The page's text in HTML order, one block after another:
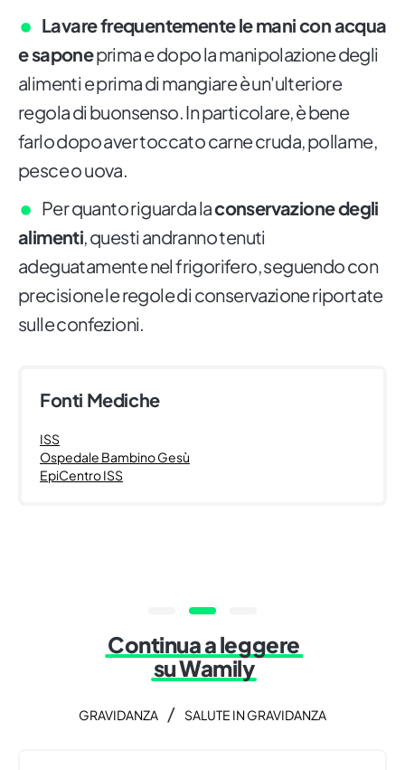
Lavare frequentemente le mani con acqua
e saponeprima e dopo la manipolazione degli
alimenti e prima di mangiare è un'ulteriore
regola di buonsenso. In particolare, è bene
farlo dopo aver toccato carne cruda, pollame,
pesce o uova.
Per quanto riguarda laconservazione degli
alimenti, questi andranno tenuti
adeguatamente nel frigorifero, seguendo con
precisione le regole di conservazione riportate
sulle confezioni.
Fonti Mediche
ISS
Ospedale Bambino Gesù
EpiCentro ISS
Continua a leggere
su Wamily
GRAVIDANZA / SALUTE IN GRAVIDANZA